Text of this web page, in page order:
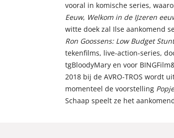
vooral in komische series,
Eeuw, Welkom in de IJzeren
witte doek zal Ilse aankomend
Ron Goossens: Low Budget
tekenfilms, live-action-series,
tgBloodyMary en voor
2018 bij de AVRO-TROS wordt
momenteel de voorstelling
Schaap speelt ze het